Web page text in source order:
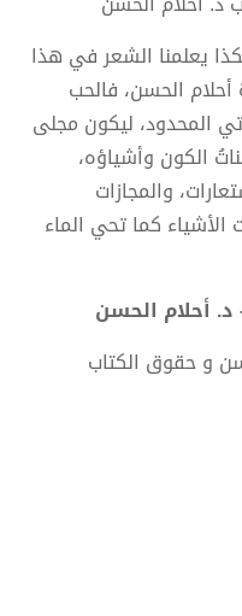
يعلمنا الشعر في هذا
أحلام الحسن، فالحب
المحدود، ليكون مجلى
الكون وأشياؤه،
والمجازات
الأشياء كما تحي الماء
و حقوق الكتاب